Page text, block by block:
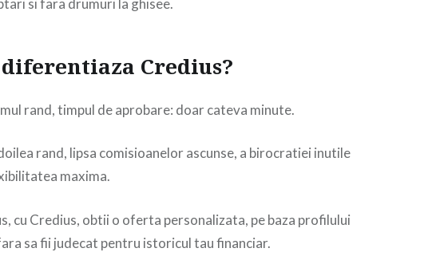
si fara drumuri la ghisee.
diferentiaza Credius?
rand, timpul de aprobare: doar cateva minute.
rand, lipsa comisioanelor ascunse, a birocratiei inutile
maxima.
cu Credius, obtii o oferta personalizata, pe baza profilului
sa fii judecat pentru istoricul tau financiar.